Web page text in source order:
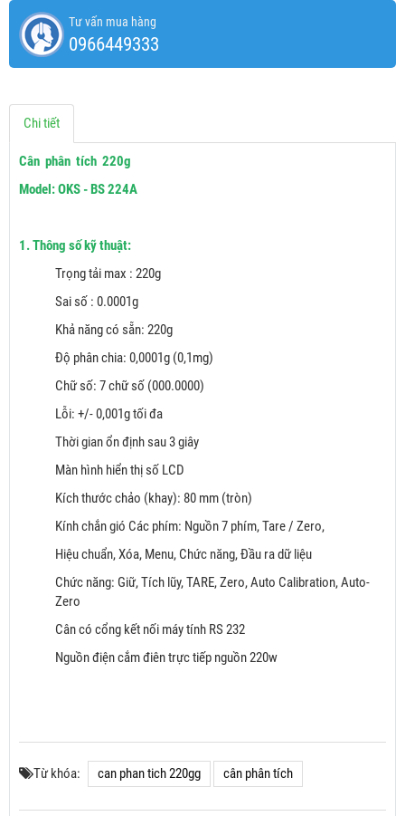
Tư vấn mua hàng
0966449333
Chi tiết
Cân phân tích 220g
Model: OKS - BS 224A
1. Thông số kỹ thuật:
Trọng tải max : 220g
Sai số : 0.0001g
Khả năng có sẵn: 220g
Độ phân chia: 0,0001g (0,1mg)
Chữ số: 7 chữ số (000.0000)
Lỗi: +/- 0,001g tối đa
Thời gian ổn định sau 3 giây
Màn hình hiển thị số LCD
Kích thước chảo (khay): 80 mm (tròn)
Kính chắn gió Các phím: Nguồn 7 phím, Tare / Zero,
Hiệu chuẩn, Xóa, Menu, Chức năng, Đầu ra dữ liệu
Chức năng: Giữ, Tích lũy, TARE, Zero, Auto Calibration, Auto-
Zero
Cân có cổng kết nối máy tính RS 232
Nguồn điện cắm điên trực tiếp nguồn 220w
Từ khóa: can phan tich 220gg cân phân tích